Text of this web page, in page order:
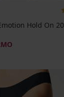
Hold On 20